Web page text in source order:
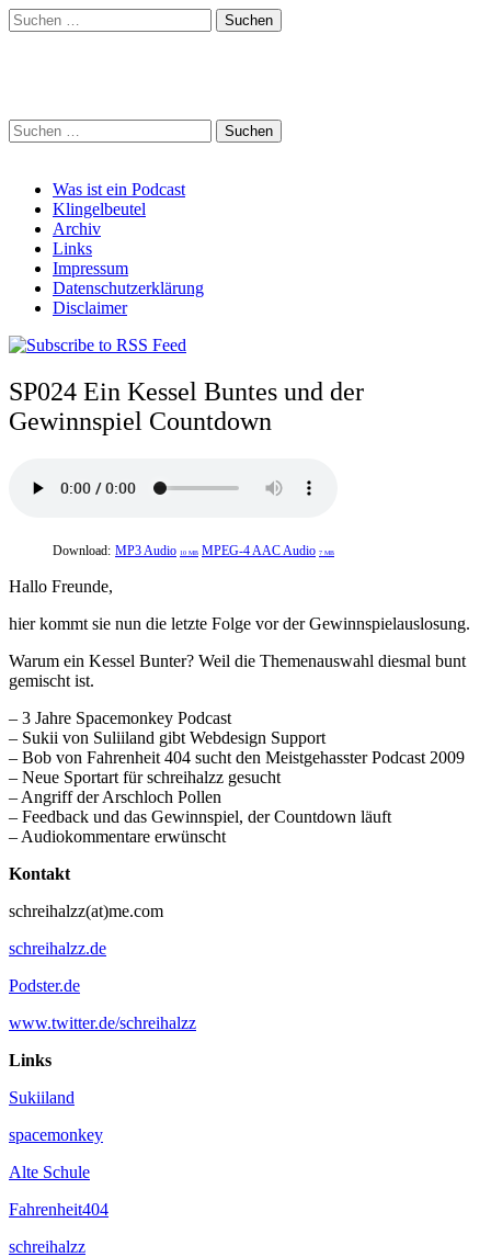
Suchen
nach:
Suchen
nach:
Main
menu
Skip
content
Was ist ein Podcast
Klingelbeutel
Archiv
Links
Impressum
Datenschutzerklärung
Disclaimer
SP024 Ein Kessel Buntes und der
Gewinnspiel Countdown
Download: MP3 Audio 10 MB MPEG-4 AAC Audio 7 MB
Hallo Freunde,
hier kommt sie nun die letzte Folge vor der Gewinnspielauslosung.
Warum ein Kessel Bunter? Weil die Themenauswahl diesmal bunt
gemischt ist.
– 3 Jahre Spacemonkey Podcast
– Sukii von Suliiland gibt Webdesign Support
– Bob von Fahrenheit 404 sucht den Meistgehasster Podcast 2009
– Neue Sportart für schreihalzz gesucht
– Angriff der Arschloch Pollen
– Feedback und das Gewinnspiel, der Countdown läuft
– Audiokommentare erwünscht
Kontakt
schreihalzz(at)me.com
schreihalzz.de
Podster.de
www.twitter.de/schreihalzz
Links
Sukiiland
spacemonkey
Alte Schule
Fahrenheit404
schreihalzz